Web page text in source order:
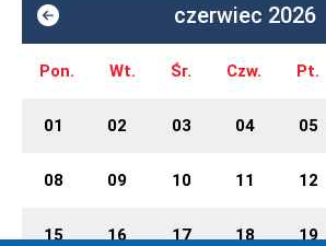
czerwiec 2026
Pon. Wt. Śr. Czw. Pt.
01 02 03 04 05
08 09 10 11 12
15 16 17 18 19